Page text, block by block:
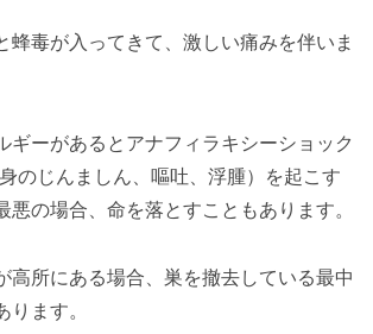
蜂毒が入ってきて、激しい痛みを伴いま
ギーがあるとアナフィラキシーショック
のじんましん、嘔吐、浮腫）を起こす
悪の場合、命を落とすこともあります。
高所にある場合、巣を撤去している最中
ます。